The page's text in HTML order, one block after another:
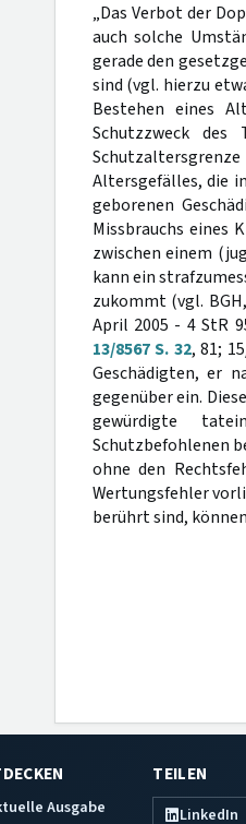
„Das Verbot der
auch solche
gerade den
sind (vgl. hierzu
Bestehen eines
Schutzzweck des
Altersgefälles, die
geborenen
Missbrauchs eines
zwischen einem
kann ein
zukommt (vgl.
April 2005 - 4 StR
13/8567 S. 32, 81;
Geschädigten, er
gegenüber ein.
gewürdigte
Schutzbefohlenen
ohne den
Wertungsfehler
berührt sind,
Ausgabe
TEILEN
LinkedIn